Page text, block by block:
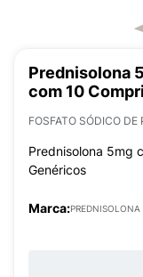
Prednisolona
com 10
FOSFATO SÓDICO DE
Prednisolona 5mg
Genéricos
Marca:PREDNISOLONA